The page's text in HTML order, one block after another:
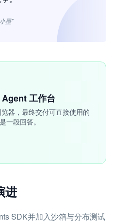
墨”
工作台
器，最终交付可直接使用的
一段回答。
进
SDK并加入沙箱与分布测试